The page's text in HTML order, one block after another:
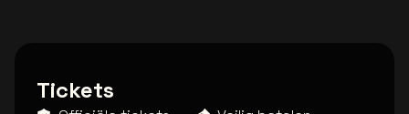
Tickets